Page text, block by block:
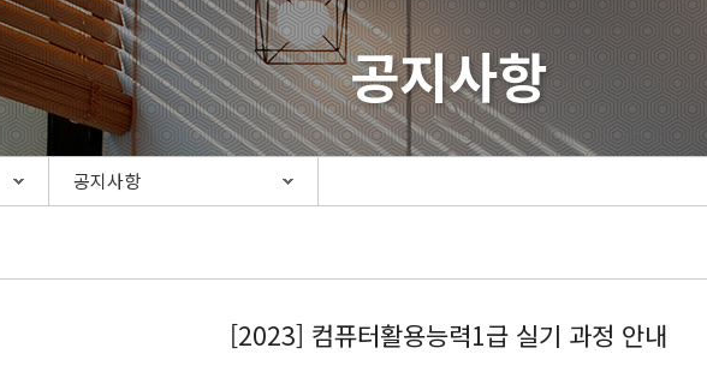
공지사항
공지사항
[2023] 컴퓨터활용능력1급 실기 과정 안내